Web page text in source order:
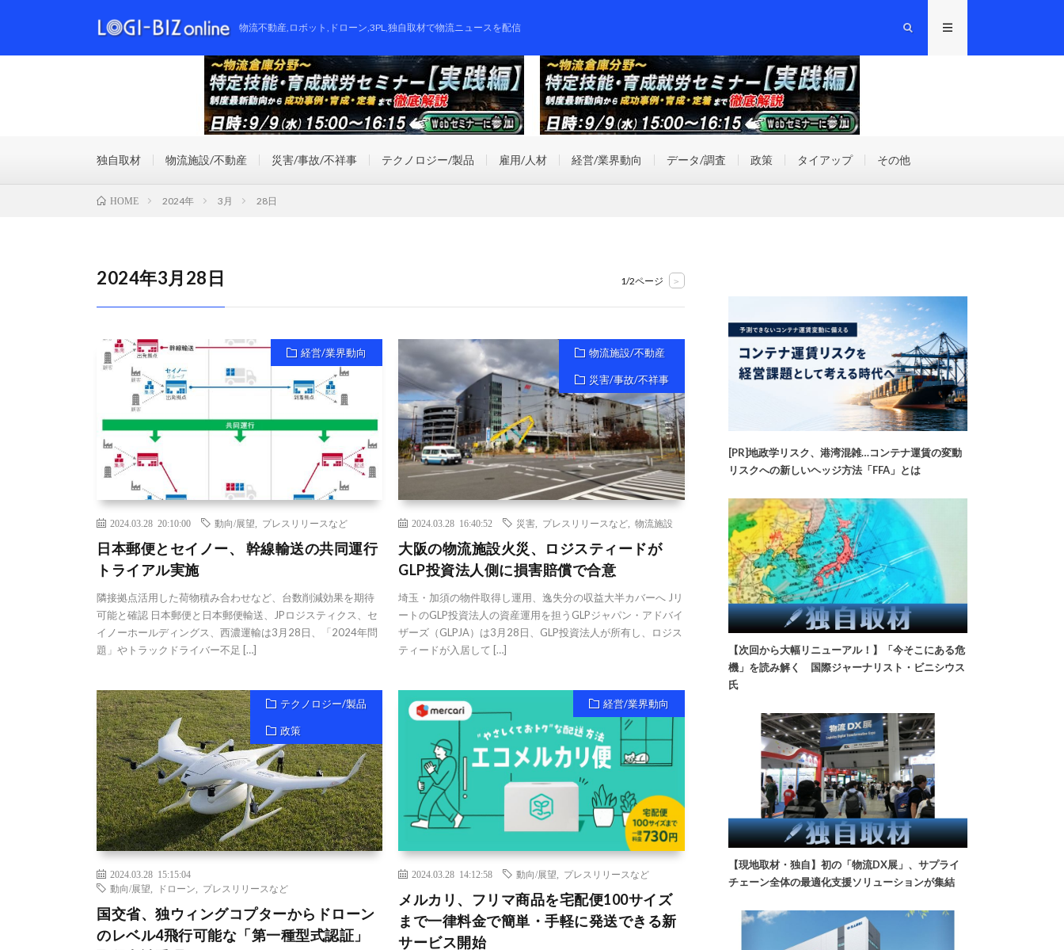
物流不動産,ロボット,ドローン,3PL,独自取材で物流ニュースを配信
独自取材 物流施設/不動産 災害/事故/不祥事 テクノロジー/製品 雇用/人材 経営/業界動向 データ/調査 政策 タイアップ その他
HOME 2024年 3月 28日
2024年3月28日 1/2ページ >
経営/業界動向
2024.03.28 20:10:00 動向/展望 プレスリリースなど
日本郵便とセイノー、 幹線輸送の共同運行
トライアル実施
隣接拠点活用した荷物積み合わせなど、台数削減効果を期待
可能と確認 日本郵便と日本郵便輸送、JPロジスティクス、セ
イノーホールディングス、西濃運輸は3月28日、「2024年問
題」やトラックドライバー不足 […]
物流施設/不動産
災害/事故/不祥事
2024.03.28 16:40:52 災害 プレスリリースなど ,物流施設
大阪の物流施設火災、ロジスティードが
GLP投資法人側に損害賠償で合意
埼玉・加須の物件取得し運用、逸失分の収益大半カバーへ Jリ
ートのGLP投資法人の資産運用を担うGLPジャパン・アドバイ
ザーズ（GLPJA）は3月28日、GLP投資法人が所有し、ロジス
ティードが入居して […]
テクノロジー/製品
政策
2024.03.28 15:15:04
動向/展望
ドローン プレスリリースなど
国交省、独ウィングコプターからドローン
のレベル4飛行可能な「第一種型式認証」
経営/業界動向
2024.03.28 14:12:58 動向/展望 プレスリリースなど
メルカリ、フリマ商品を宅配便100サイズ
まで一律料金で簡単・手軽に発送できる新
サービス開始
[PR]地政学リスク、港湾混雑…コンテナ運賃の変動
リスクへの新しいヘッジ方法「FFA」とは
【次回から大幅リニューアル！】「今そこにある危
機」を読み解く 国際ジャーナリスト・ビニシウス
氏
【現地取材・独自】初の「物流DX展」、サプライ
チェーン全体の最適化支援ソリューションが集結